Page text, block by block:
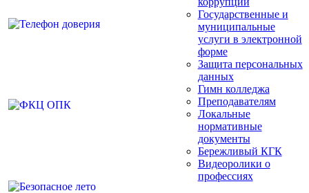
Государственные и
муниципальные
услуги в электронной
форме
Защита персональных
данных
Гимн колледжа
Преподавателям
Локальные
нормативные
документы
Бережливый КГК
Видеоролики о
профессиях